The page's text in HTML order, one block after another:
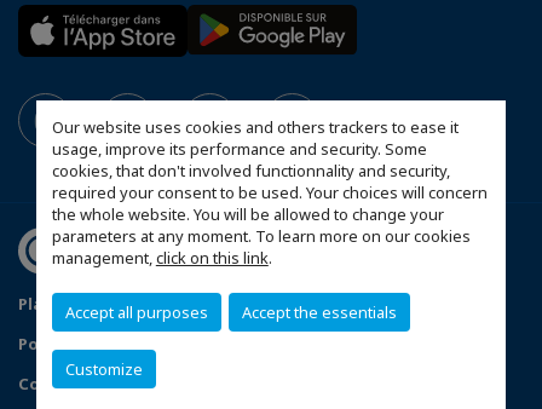
Our website uses cookies and others trackers to ease it
usage, improve its performance and security. Some
cookies, that don't involved functionnality and security,
required your consent to be used. Your choices will concern
the whole website. You will be allowed to change your
parameters at any moment. To learn more on our cookies
management,click on this link.
Accept all purposes Accept the essentials
Customize
Plan d'accès Genève
Mentions légales
Politique de confidentialité
Configurer vos préférences cookies